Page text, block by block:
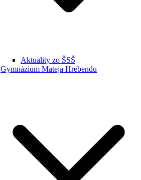
Aktuality zo ŠSŠ
Gymnázium Mateja Hrebendu